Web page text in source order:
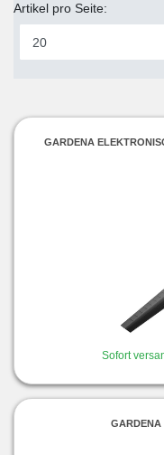
Artikel pro Seite:
GARDENA
Sofort
GARDENA